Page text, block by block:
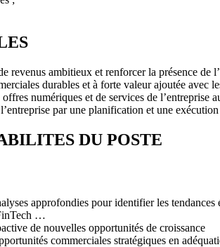
revenus ambitieux et renforcer la présence de
durables et à forte valeur ajoutée avec
numériques et de services de l’entreprise
par une planification et une
DU POSTE
approfondies pour identifier les
…
de nouvelles opportunités de croissance
commerciales stratégiques en